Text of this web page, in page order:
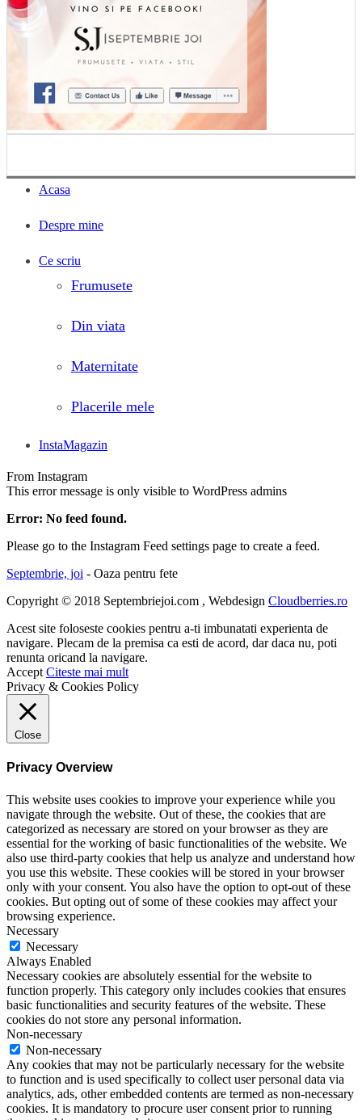
Acasa
Despre mine
Ce scriu
Frumusete
Din viata
Maternitate
Placerile mele
InstaMagazin
From Instagram
This error message is only visible to WordPress admins
Error: No feed found.
Please go to the Instagram Feed settings page to create a feed.
Septembrie, joi - Oaza pentru fete
Copyright © 2018 Septembriejoi.com , Webdesign Cloudberries.ro
Acest site foloseste cookies pentru a-ti imbunatati experienta de
navigare. Plecam de la premisa ca esti de acord, dar daca nu, poti
renunta oricand la navigare.
Accept Citeste mai mult
Privacy & Cookies Policy
Close
Privacy Overview
This website uses cookies to improve your experience while you
navigate through the website. Out of these, the cookies that are
categorized as necessary are stored on your browser as they are
essential for the working of basic functionalities of the website. We
also use third-party cookies that help us analyze and understand how
you use this website. These cookies will be stored in your browser
only with your consent. You also have the option to opt-out of these
cookies. But opting out of some of these cookies may affect your
browsing experience.
Necessary
Necessary
Always Enabled
Necessary cookies are absolutely essential for the website to
function properly. This category only includes cookies that ensures
basic functionalities and security features of the website. These
cookies do not store any personal information.
Non-necessary
Non-necessary
Any cookies that may not be particularly necessary for the website
to function and is used specifically to collect user personal data via
analytics, ads, other embedded contents are termed as non-necessary
cookies. It is mandatory to procure user consent prior to running